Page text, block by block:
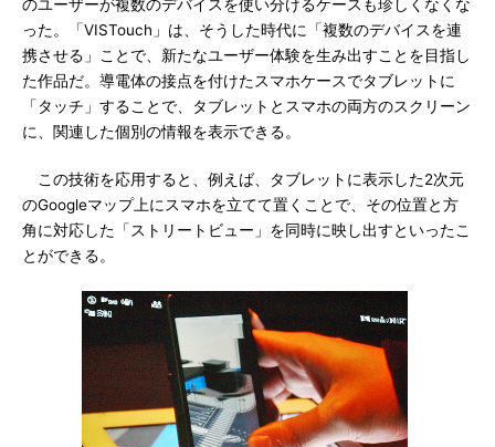
のユーザーが複数のデバイスを使い分けるケースも珍しくなくな
った。「VISTouch」は、そうした時代に「複数のデバイスを連
携させる」ことで、新たなユーザー体験を生み出すことを目指し
た作品だ。導電体の接点を付けたスマホケースでタブレットに
「タッチ」することで、タブレットとスマホの両方のスクリーン
に、関連した個別の情報を表示できる。
この技術を応用すると、例えば、タブレットに表示した2次元
のGoogleマップ上にスマホを立てて置くことで、その位置と方
角に対応した「ストリートビュー」を同時に映し出すといったこ
とができる。